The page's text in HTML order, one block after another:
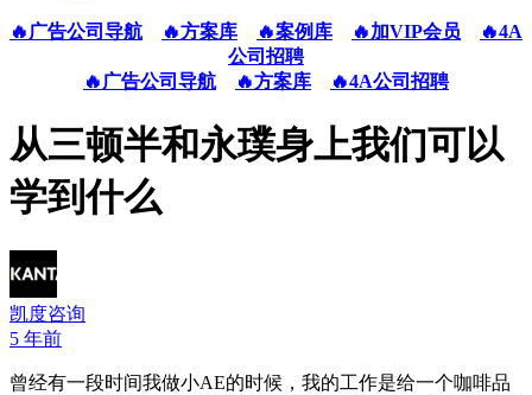
🔥广告公司导航 🔥方案库 🔥案例库 🔥加VIP会员
🔥4A
公司招聘
🔥广告公司导航
🔥方案库 🔥4A公司招聘
从三顿半和永璞身上我们可以
学到什么
凯度咨询
5 年前
曾经有一段时间我做小AE的时候，我的工作是给一个咖啡品